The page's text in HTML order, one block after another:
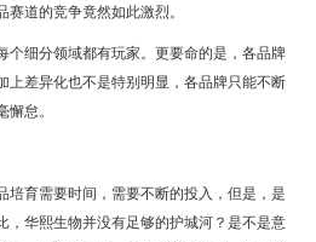
道的竞争竟然如此激烈。
个细分领域都有玩家。更要命的是，各品牌
上差异化也不是特别明显，各品牌只能不断
怠。
培育需要时间，需要不断的投入，但是，是
，华熙生物并没有足够的护城河？是不是意